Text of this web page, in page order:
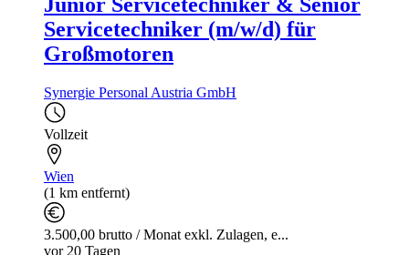
Servicetechniker (m/w/d) für
Großmotoren
Synergie Personal Austria GmbH
Vollzeit
Wien
(1 km entfernt)
3.500,00 brutto / Monat exkl. Zulagen, e...
vor 20 Tagen